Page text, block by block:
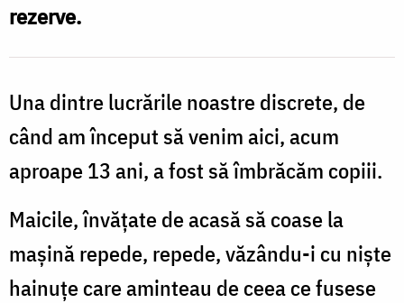
rezerve.
Una dintre lucrările noastre discrete, de
când am început să venim aici, acum
aproape 13 ani, a fost să îmbrăcăm copiii.
Maicile, învățate de acasă să coase la
mașină repede, repede, văzându-i cu niște
hainuțe care aminteau de ceea ce fusese